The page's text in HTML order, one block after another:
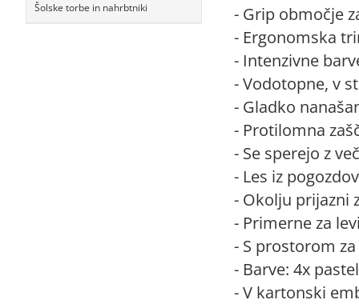
Šolske torbe in nahrbtniki
- Grip območje
- Ergonomska
- Intenzivne
- Vodotopne, v
- Gladko
- Protilomna
- Se sperejo z
- Les iz
- Okolju prijazni
- Primerne za
- S prostorom
- Barve: 4x
- V kartonski